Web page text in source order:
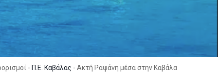
- Π.Ε. Καβάλας - Ακτή Ραψάνη μέσα στην Καβάλα